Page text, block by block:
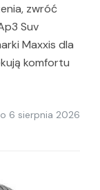
zwróć
Suv
Maxxis dla
komfortu
6 sierpnia 2026